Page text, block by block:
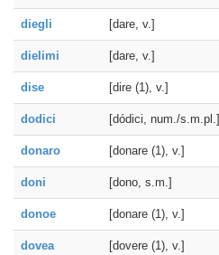
diegli [dare, v.]
dielimi [dare, v.]
dise [dire (1), v.]
dodici [dódici, num./s.m.pl.]
donaro [donare (1), v.]
doni [dono, s.m.]
donoe [donare (1), v.]
dovea [dovere (1), v.]